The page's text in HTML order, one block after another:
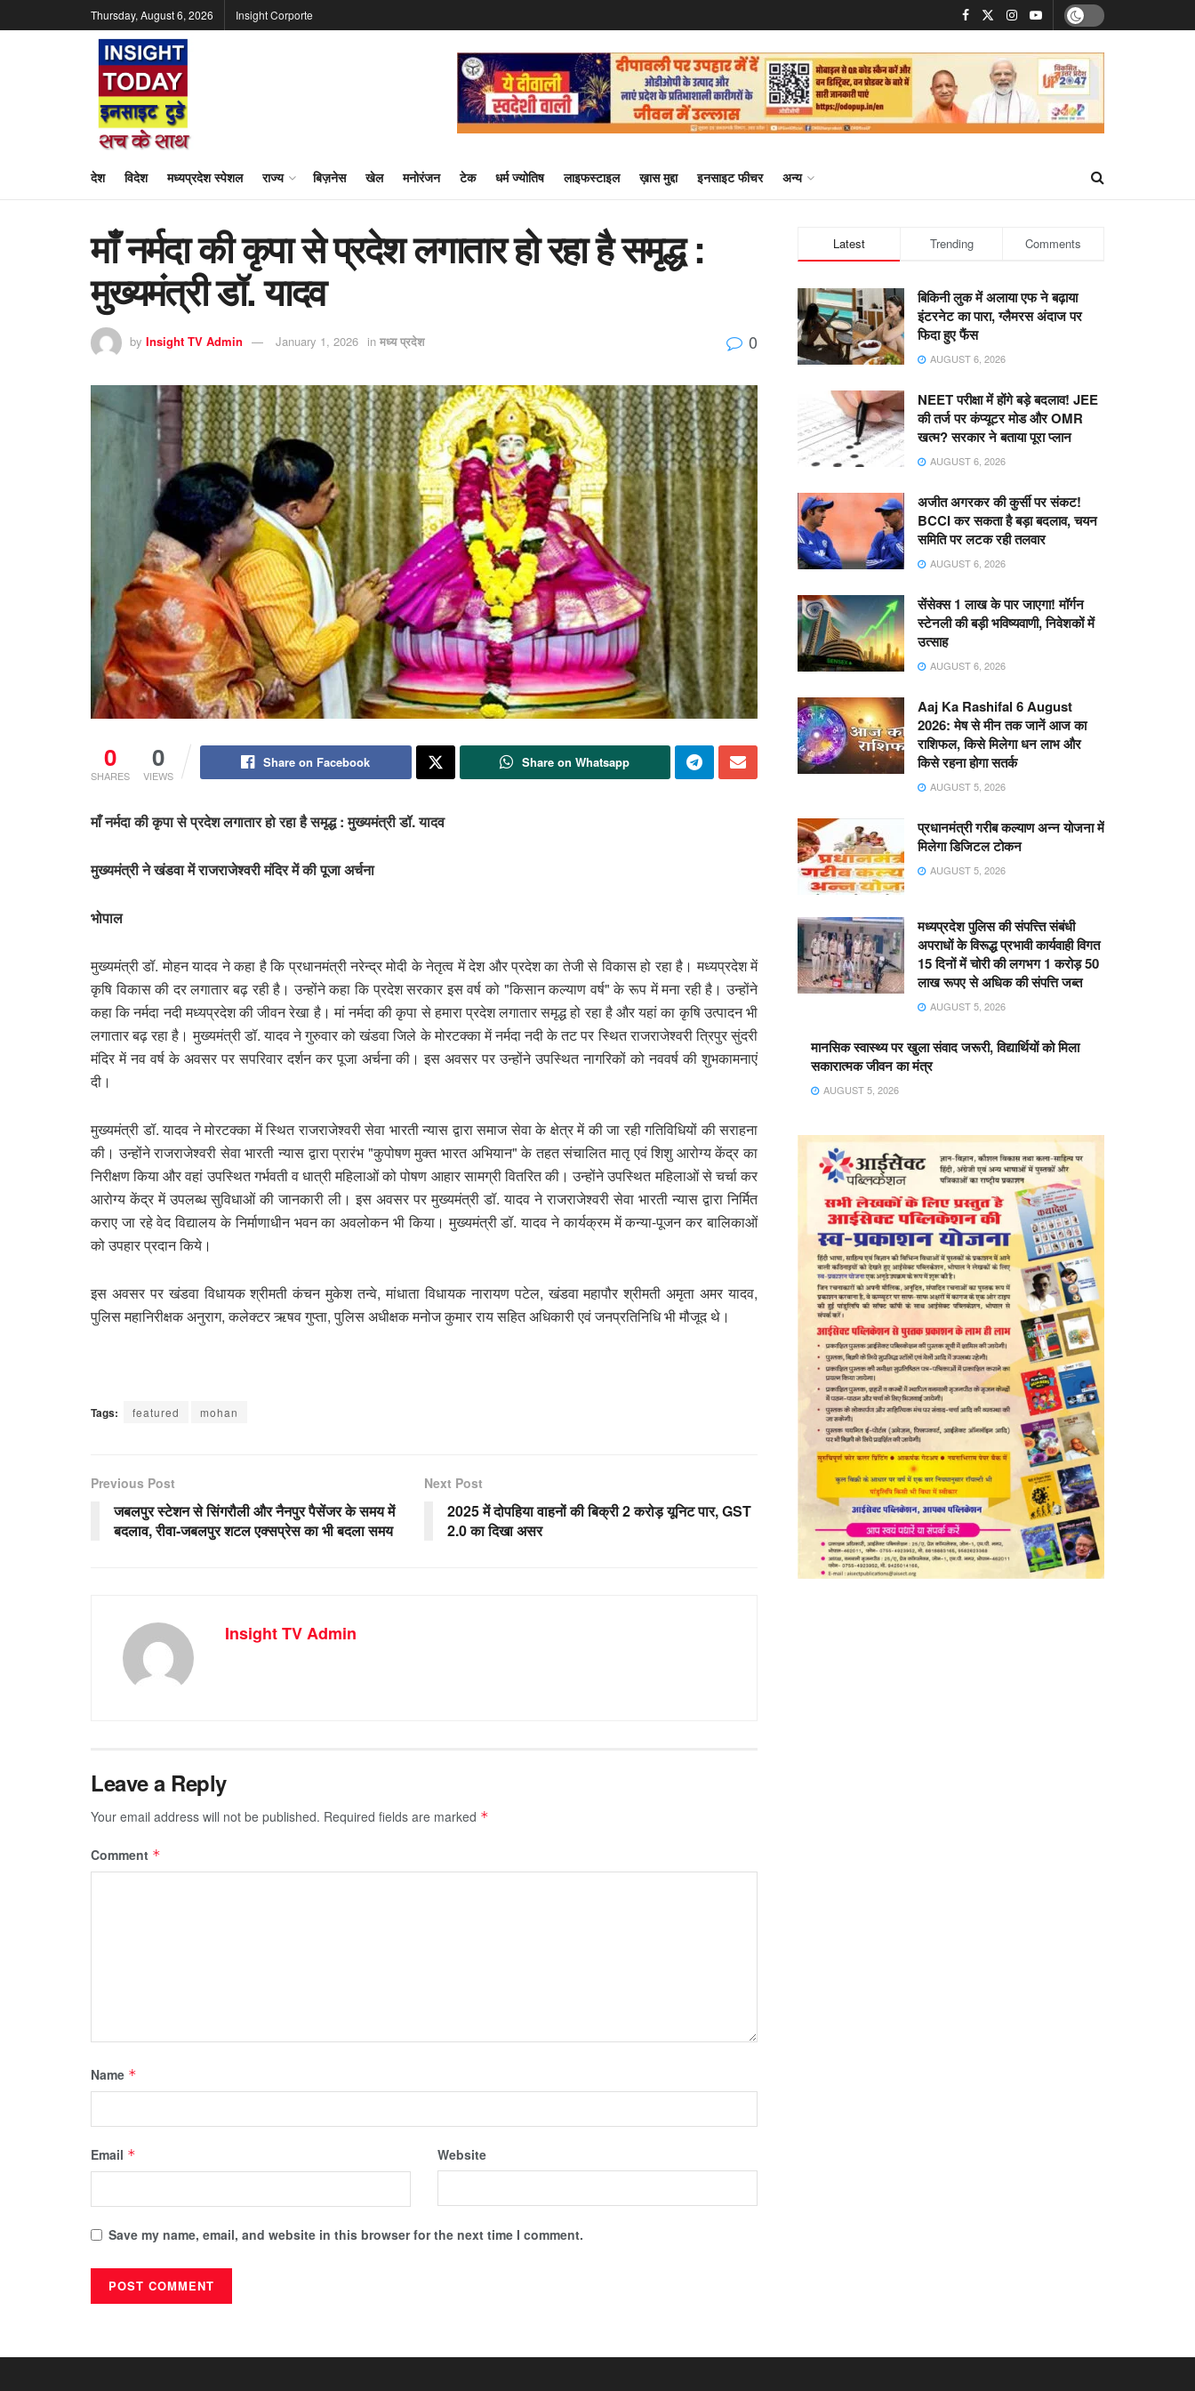
Thursday, August 6, 2026 Insight Corporte
देश विदेश मध्यप्रदेश स्पेशल राज्य बिज़नेस खेल मनोरंजन टेक धर्म ज्योतिष लाइफस्टाइल ख़ास मुद्दा इनसाइट फीचर अन्य
माँ नर्मदा की कृपा से प्रदेश लगातार हो रहा है समृद्ध :
मुख्यमंत्री डॉ. यादव
by Insight TV Admin January 1, 2026 in मध्य प्रदेश 0
0
SHARES
0
VIEWS
Share on Facebook Share on Whatsapp
माँ नर्मदा की कृपा से प्रदेश लगातार हो रहा है समृद्ध : मुख्यमंत्री डॉ. यादव
मुख्यमंत्री ने खंडवा में राजराजेश्वरी मंदिर में की पूजा अर्चना
भोपाल
मुख्यमंत्री डॉ. मोहन यादव ने कहा है कि प्रधानमंत्री नरेन्द्र मोदी के नेतृत्व में देश और प्रदेश का तेजी से विकास हो रहा है। मध्यप्रदेश में
कृषि विकास की दर लगातार बढ़ रही है। उन्होंने कहा कि प्रदेश सरकार इस वर्ष को "किसान कल्याण वर्ष" के रूप में मना रही है। उन्होंने
कहा कि नर्मदा नदी मध्यप्रदेश की जीवन रेखा है। मां नर्मदा की कृपा से हमारा प्रदेश लगातार समृद्ध हो रहा है और यहां का कृषि उत्पादन भी
लगातार बढ़ रहा है। मुख्यमंत्री डॉ. यादव ने गुरुवार को खंडवा जिले के मोरटक्का में नर्मदा नदी के तट पर स्थित राजराजेश्वरी त्रिपुर सुंदरी
मंदिर में नव वर्ष के अवसर पर सपरिवार दर्शन कर पूजा अर्चना की। इस अवसर पर उन्होंने उपस्थित नागरिकों को नववर्ष की शुभकामनाएं
दी।
मुख्यमंत्री डॉ. यादव ने मोरटक्का में स्थित राजराजेश्वरी सेवा भारती न्यास द्वारा समाज सेवा के क्षेत्र में की जा रही गतिविधियों की सराहना
की। उन्होंने राजराजेश्वरी सेवा भारती न्यास द्वारा प्रारंभ "कुपोषण मुक्त भारत अभियान" के तहत संचालित मातृ एवं शिशु आरोग्य केंद्र का
निरीक्षण किया और वहां उपस्थित गर्भवती व धात्री महिलाओं को पोषण आहार सामग्री वितरित की। उन्होंने उपस्थित महिलाओं से चर्चा कर
आरोग्य केंद्र में उपलब्ध सुविधाओं की जानकारी ली। इस अवसर पर मुख्यमंत्री डॉ. यादव ने राजराजेश्वरी सेवा भारती न्यास द्वारा निर्मित
कराए जा रहे वेद विद्यालय के निर्माणाधीन भवन का अवलोकन भी किया। मुख्यमंत्री डॉ. यादव ने कार्यक्रम में कन्या-पूजन कर बालिकाओं
को उपहार प्रदान किये।
इस अवसर पर खंडवा विधायक श्रीमती कंचन मुकेश तन्वे, मांधाता विधायक नारायण पटेल, खंडवा महापौर श्रीमती अमृता अमर यादव,
पुलिस महानिरीक्षक अनुराग, कलेक्टर ऋषव गुप्ता, पुलिस अधीक्षक मनोज कुमार राय सहित अधिकारी एवं जनप्रतिनिधि भी मौजूद थे।
Tags: featured mohan
Previous Post
जबलपुर स्टेशन से सिंगरौली और नैनपुर पैसेंजर के समय में
बदलाव, रीवा-जबलपुर शटल एक्सप्रेस का भी बदला समय
Next Post
2025 में दोपहिया वाहनों की बिक्री 2 करोड़ यूनिट पार, GST
2.0 का दिखा असर
Insight TV Admin
Leave a Reply
Your email address will not be published. Required fields are marked *
Comment *
Name *
Email * Website
Save my name, email, and website in this browser for the next time I comment.
Latest Trending Comments
बिकिनी लुक में अलाया एफ ने बढ़ाया
इंटरनेट का पारा, ग्लैमरस अंदाज पर
फिदा हुए फैंस
AUGUST 6, 2026
NEET परीक्षा में होंगे बड़े बदलाव! JEE
की तर्ज पर कंप्यूटर मोड और OMR
खत्म? सरकार ने बताया पूरा प्लान
AUGUST 6, 2026
अजीत अगरकर की कुर्सी पर संकट!
BCCI कर सकता है बड़ा बदलाव, चयन
समिति पर लटक रही तलवार
AUGUST 6, 2026
सेंसेक्स 1 लाख के पार जाएगा! मॉर्गन
स्टेनली की बड़ी भविष्यवाणी, निवेशकों में
उत्साह
AUGUST 6, 2026
Aaj Ka Rashifal 6 August
2026: मेष से मीन तक जानें आज का
राशिफल, किसे मिलेगा धन लाभ और
किसे रहना होगा सतर्क
AUGUST 5, 2026
प्रधानमंत्री गरीब कल्याण अन्न योजना में
मिलेगा डिजिटल टोकन
AUGUST 5, 2026
मध्यप्रदेश पुलिस की संपत्त्ति संबंधी
अपराधों के विरूद्ध प्रभावी कार्यवाही विगत
15 दिनों में चोरी की लगभग 1 करोड़ 50
लाख रूपए से अधिक की संपत्ति जब्‍त
AUGUST 5, 2026
मानसिक स्वास्थ्य पर खुला संवाद जरूरी, विद्यार्थियों को मिला
सकारात्मक जीवन का मंत्र
AUGUST 5, 2026